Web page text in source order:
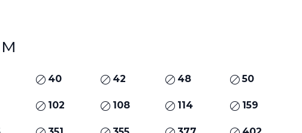
40 42 48 50
102 108 114 159